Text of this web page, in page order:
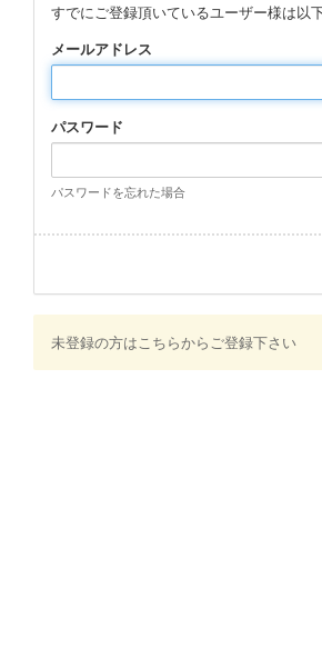
すでにご登録頂いているユーザー様は以
メールアドレス
パスワード
パスワードを忘れた場合
未登録の方はこちらからご登録下さい